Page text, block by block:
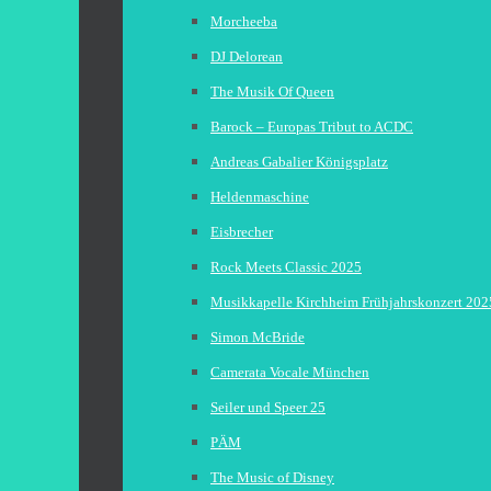
Morcheeba
DJ Delorean
The Musik Of Queen
Barock – Europas Tribut to ACDC
Andreas Gabalier Königsplatz
Heldenmaschine
Eisbrecher
Rock Meets Classic 2025
Musikkapelle Kirchheim Frühjahrskonzert
Simon McBride
Camerata Vocale München
Seiler und Speer 25
PÄM
The Music of Disney